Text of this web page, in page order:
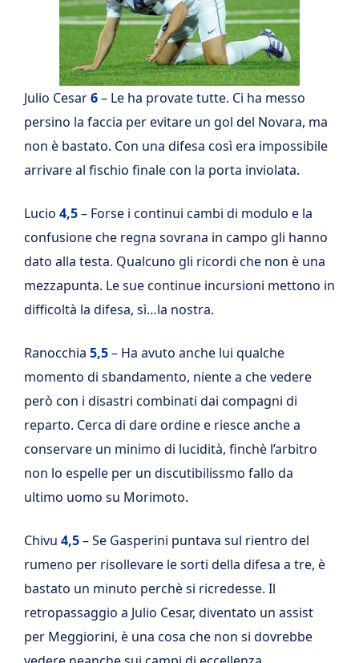
Julio Cesar6– Le ha provate tutte. Ci ha messo
persino la faccia per evitare un gol del Novara, ma
non è bastato. Con una difesa così era impossibile
arrivare al fischio finale con la porta inviolata.
Lucio 4,5– Forse i continui cambi di modulo e la
confusione che regna sovrana in campo gli hanno
dato alla testa. Qualcuno gli ricordi che non è una
mezzapunta. Le sue continue incursioni mettono in
difficoltà la difesa, sì…la nostra.
Ranocchia 5,5– Ha avuto anche lui qualche
momento di sbandamento, niente a che vedere
però con i disastri combinati dai compagni di
reparto. Cerca di dare ordine e riesce anche a
conservare un minimo di lucidità, finchè l’arbitro
non lo espelle per un discutibilissmo fallo da
ultimo uomo su Morimoto.
Chivu 4,5– Se Gasperini puntava sul rientro del
rumeno per risollevare le sorti della difesa a tre, è
bastato un minuto perchè si ricredesse. Il
retropassaggio a Julio Cesar, diventato un assist
per Meggiorini, è una cosa che non si dovrebbe